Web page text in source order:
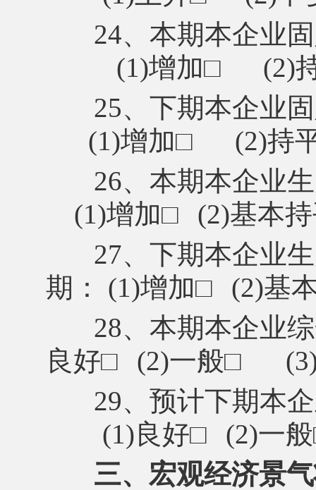
24、本期本企业
(1)增加□ (2)持
25、下期本企业
(1)增加□ (2)持
26、本期本企业
(1)增加□
(2)基本
27、下期本企业
期： (1)增加□
(2)基
28、本期本企
良好□ (2)一般□
29、预计下期本
(1)良好□ (2)一般
三、宏观经济景